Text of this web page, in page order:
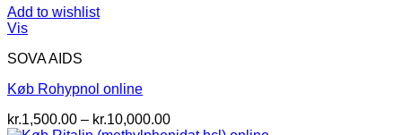
Add to wishlist
Vis
SOVA AIDS
Køb Rohypnol online
kr.1,500.00 – kr.10,000.00Prisinterval: